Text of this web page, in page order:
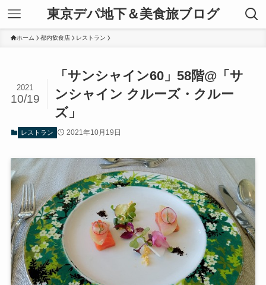
東京デパ地下＆美食旅ブログ
ホーム 都内飲食店 レストラン
「サンシャイン60」58階@「サ
ンシャイン クルーズ・クルー
ズ」
2021
10/19
レストラン 2021年10月19日